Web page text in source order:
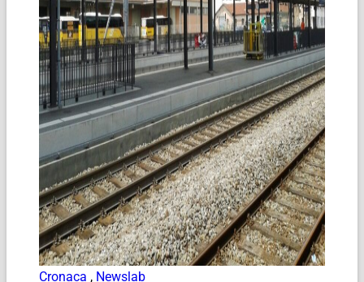
Cronaca , Newslab